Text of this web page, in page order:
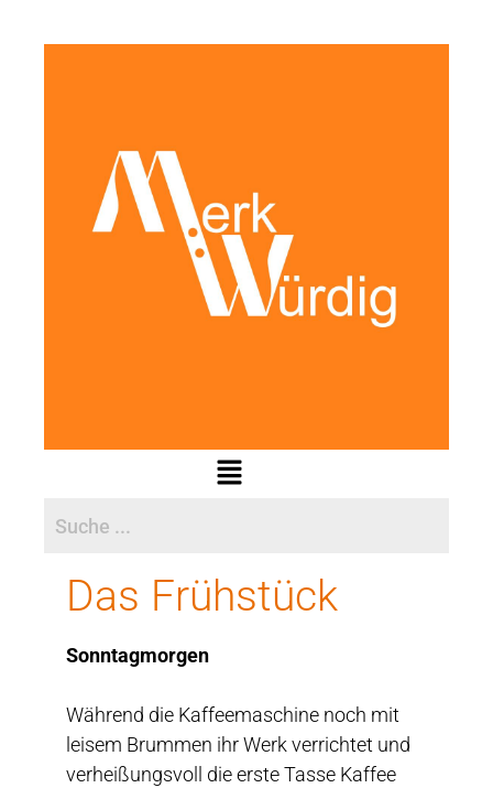
Das Frühstück
Sonntagmorgen
Während die Kaffeemaschine noch mit
leisem Brummen ihr Werk verrichtet und
verheißungsvoll die erste Tasse Kaffee